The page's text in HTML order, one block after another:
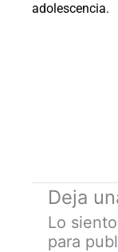
adolescencia.
Deja
Lo
para